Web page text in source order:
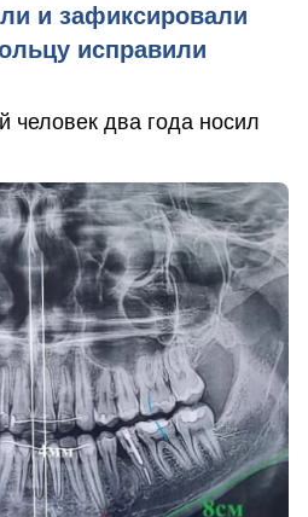
и зафиксировали
исправили
человек два года носил